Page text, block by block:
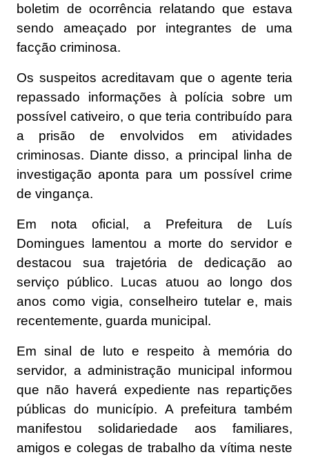
boletim de ocorrência relatando que estava
sendo ameaçado por integrantes de uma
facção criminosa.
Os suspeitos acreditavam que o agente teria
repassado informações à polícia sobre um
possível cativeiro, o que teria contribuído para
a prisão de envolvidos em atividades
criminosas. Diante disso, a principal linha de
investigação aponta para um possível crime
de vingança.
Em nota oficial, a Prefeitura de Luís
Domingues lamentou a morte do servidor e
destacou sua trajetória de dedicação ao
serviço público. Lucas atuou ao longo dos
anos como vigia, conselheiro tutelar e, mais
recentemente, guarda municipal.
Em sinal de luto e respeito à memória do
servidor, a administração municipal informou
que não haverá expediente nas repartições
públicas do município. A prefeitura também
manifestou solidariedade aos familiares,
amigos e colegas de trabalho da vítima neste